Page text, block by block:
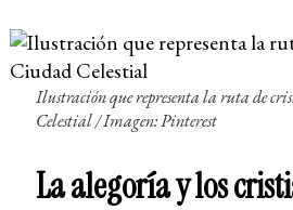
Ilustración que representa la ruta de
Celestial / Imagen: Pinterest
La alegoría y los